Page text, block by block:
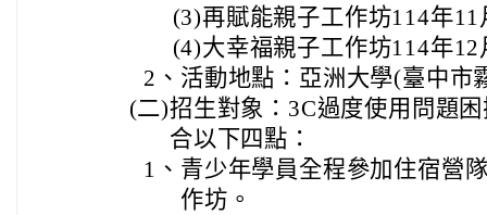
(3)再賦能親子工作坊114年
(4)大幸福親子工作坊114年
2、 活動地點：亞洲大學(臺中市
(二)招生對象：3C過度使用問題
合以下四點：
1、 青少年學員全程參加住宿營
作坊。